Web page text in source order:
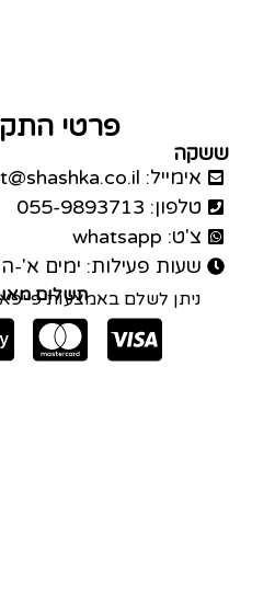
פרטי
ששקה
אימייל: contact@shashka.co.il
טלפון: 055-9893713
צ'ט: whatsapp
שעות פעילות: ימים א'-ה' 10:00-
תשלום
ניתן לשלם באמצעות